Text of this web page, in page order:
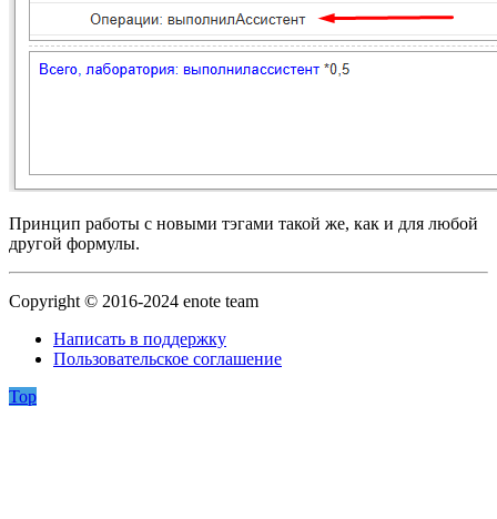
Принцип работы с новыми тэгами такой же, как и для любой
другой формулы.
Copyright © 2016-2024 enote team
Написать в поддержку
Пользовательское соглашение
Top